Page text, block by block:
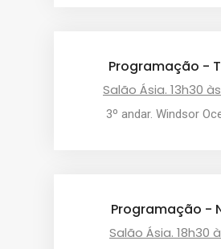
Programação -
Salão Ásia. 13h30
3º andar. Windsor
Programação -
Salão Ásia. 18h30